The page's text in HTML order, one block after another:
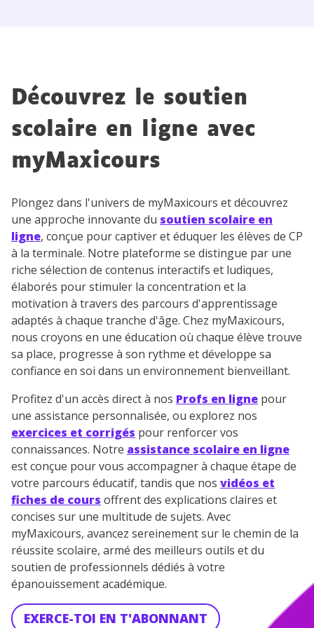
Découvrez le soutien
scolaire en ligne avec
myMaxicours
Plongez dans l'univers de myMaxicours et découvrez
une approche innovante du soutien scolaire en
ligne, conçue pour captiver et éduquer les élèves de CP
à la terminale. Notre plateforme se distingue par une
riche sélection de contenus interactifs et ludiques,
élaborés pour stimuler la concentration et la
motivation à travers des parcours d'apprentissage
adaptés à chaque tranche d'âge. Chez myMaxicours,
nous croyons en une éducation où chaque élève trouve
sa place, progresse à son rythme et développe sa
confiance en soi dans un environnement bienveillant.
Profitez d'un accès direct à nos Profs en ligne pour
une assistance personnalisée, ou explorez nos
exercices et corrigés pour renforcer vos
connaissances. Notre assistance scolaire en ligne
est conçue pour vous accompagner à chaque étape de
votre parcours éducatif, tandis que nos vidéos et
fiches de cours offrent des explications claires et
concises sur une multitude de sujets. Avec
myMaxicours, avancez sereinement sur le chemin de la
réussite scolaire, armé des meilleurs outils et du
soutien de professionnels dédiés à votre
épanouissement académique.
EXERCE-TOI EN T'ABONNANT